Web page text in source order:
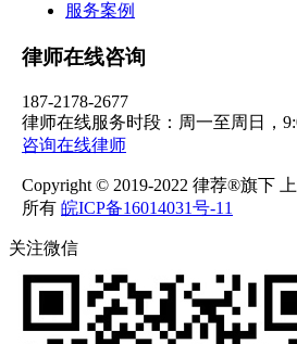
服务案例
律师在线咨询
187-2178-2677
律师在线服务时段：周一至周日，
咨询在线律师
Copyright © 2019-2022 律荐®旗下
所有 皖ICP备16014031号-11
关注微信